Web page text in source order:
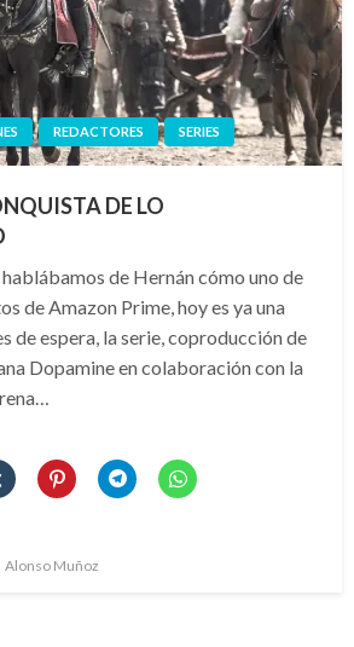
REDACTORES SERIES
DE LO
hablábamos de Hernán cómo uno de
de Amazon Prime, hoy es ya una
de espera, la serie, coproducción de
Dopamine en colaboración con la
Alonso Muñoz